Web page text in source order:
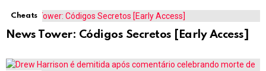
Cheats
News Tower: Códigos Secretos [Early Access]